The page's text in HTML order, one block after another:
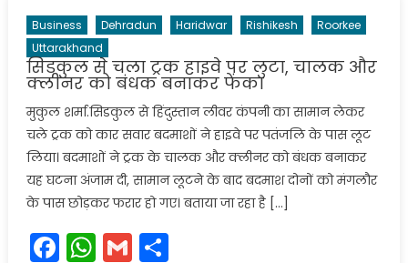
Business Dehradun Haridwar Rishikesh
Roorkee
Uttarakhand
सिडकुल से चला ट्रक हाइवे पर लुटा, चालक और
क्लीनर को बंधक बनाकर फेंका
मुकुल शर्मा.सिडकुल से हिंदुस्तान लीवर कंपनी का सामान लेकर
चले ट्रक को कार सवार बदमाशों ने हाइवे पर पतंजलि के पास लूट
लिया। बदमाशों ने ट्रक के चालक और क्लीनर को बंधक बनाकर
यह घटना अंजाम दी, सामान लूटने के बाद बदमाश दोनों को मंगलौर
के पास छोड़कर फरार हो गए। बताया जा रहा है […]
Facebook
WhatsApp
GmailShare